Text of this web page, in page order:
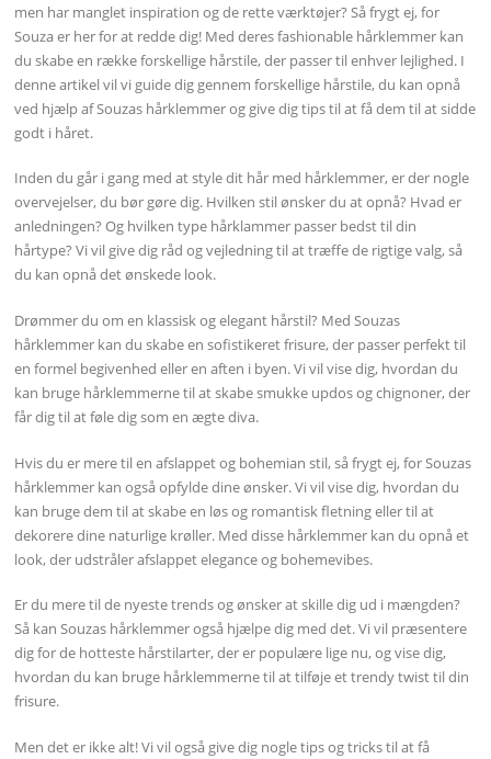
men har manglet inspiration og de rette værktøjer? Så frygt ej, for
Souza er her for at redde dig! Med deres fashionable hårklemmer kan
du skabe en række forskellige hårstile, der passer til enhver lejlighed. I
denne artikel vil vi guide dig gennem forskellige hårstile, du kan opnå
ved hjælp af Souzas hårklemmer og give dig tips til at få dem til at sidde
godt i håret.
Inden du går i gang med at style dit hår med hårklemmer, er der nogle
overvejelser, du bør gøre dig. Hvilken stil ønsker du at opnå? Hvad er
anledningen? Og hvilken type hårklammer passer bedst til din
hårtype? Vi vil give dig råd og vejledning til at træffe de rigtige valg, så
du kan opnå det ønskede look.
Drømmer du om en klassisk og elegant hårstil? Med Souzas
hårklemmer kan du skabe en sofistikeret frisure, der passer perfekt til
en formel begivenhed eller en aften i byen. Vi vil vise dig, hvordan du
kan bruge hårklemmerne til at skabe smukke updos og chignoner, der
får dig til at føle dig som en ægte diva.
Hvis du er mere til en afslappet og bohemian stil, så frygt ej, for Souzas
hårklemmer kan også opfylde dine ønsker. Vi vil vise dig, hvordan du
kan bruge dem til at skabe en løs og romantisk fletning eller til at
dekorere dine naturlige krøller. Med disse hårklemmer kan du opnå et
look, der udstråler afslappet elegance og bohemevibes.
Er du mere til de nyeste trends og ønsker at skille dig ud i mængden?
Så kan Souzas hårklemmer også hjælpe dig med det. Vi vil præsentere
dig for de hotteste hårstilarter, der er populære lige nu, og vise dig,
hvordan du kan bruge hårklemmerne til at tilføje et trendy twist til din
frisure.
Men det er ikke alt! Vi vil også give dig nogle tips og tricks til at få